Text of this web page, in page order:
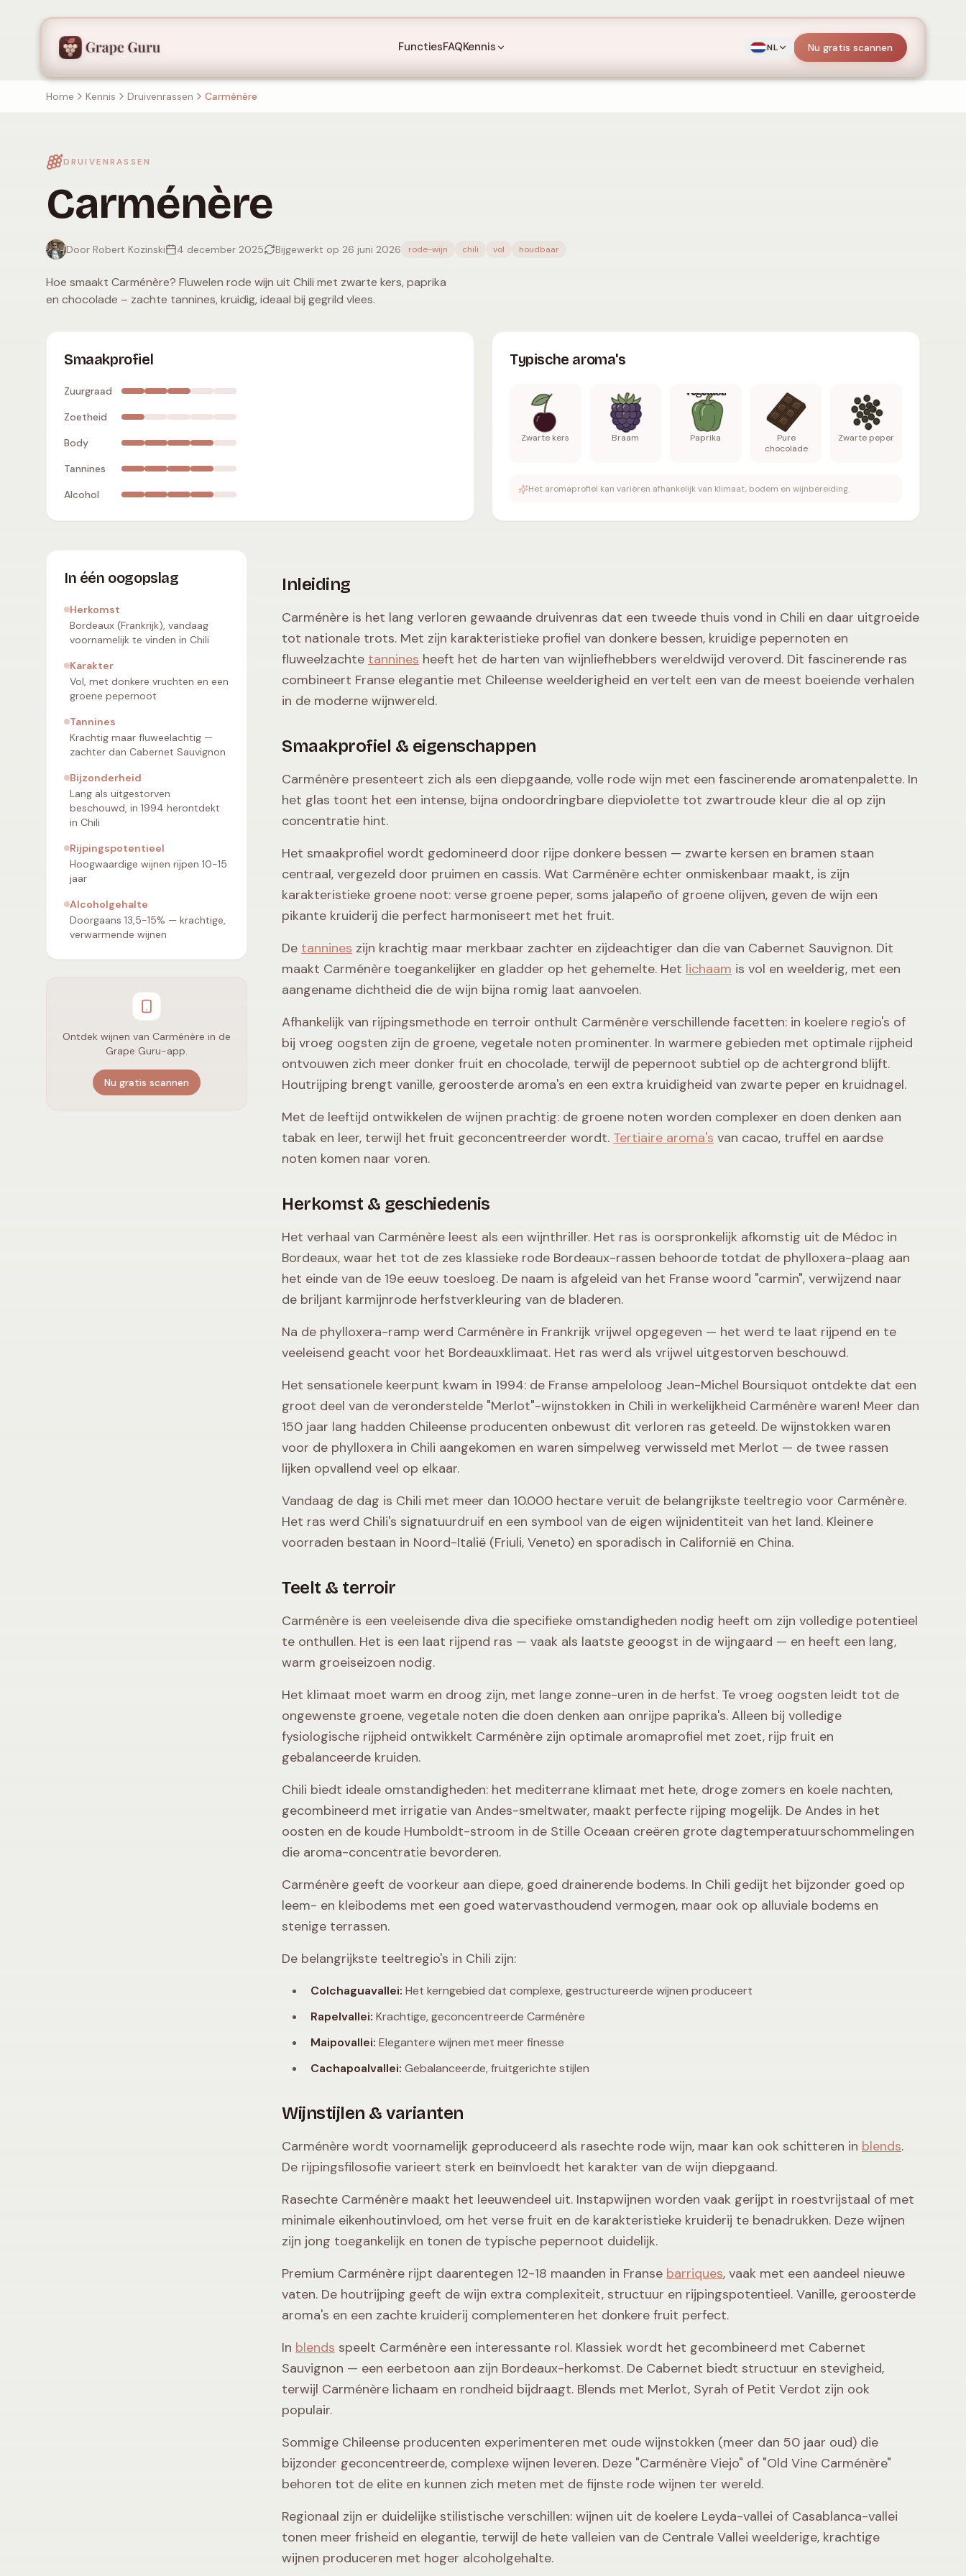
FunctiesFAQKennis NL Nu gratis scannen
Home Kennis Druivenrassen Carménère
DRUIVENRASSEN
Carménère
Door Robert Kozinski 4 december 2025 Bijgewerkt op 26 juni 2026 rode-wijn chili vol houdbaar
Hoe smaakt Carménère? Fluwelen rode wijn uit Chili met zwarte kers, paprika
en chocolade – zachte tannines, kruidig, ideaal bij gegrild vlees.
Smaakprofiel
Zuurgraad
Zoetheid
Body
Tannines
Alcohol
Typische aroma's
Zwarte kers Braam Paprika
Pure
chocolade
Zwarte peper
Het aromaprofiel kan variëren afhankelijk van klimaat, bodem en wijnbereiding.
In één oogopslag
Herkomst
Bordeaux (Frankrijk), vandaag
voornamelijk te vinden in Chili
Karakter
Vol, met donkere vruchten en een
groene pepernoot
Tannines
Krachtig maar fluweelachtig —
zachter dan Cabernet Sauvignon
Bijzonderheid
Lang als uitgestorven
beschouwd, in 1994 herontdekt
in Chili
Rijpingspotentieel
Hoogwaardige wijnen rijpen 10-15
jaar
Alcoholgehalte
Doorgaans 13,5-15% — krachtige,
verwarmende wijnen
Ontdek wijnen van Carménère in de
Grape Guru-app.
Nu gratis scannen
Inleiding
Carménère is het lang verloren gewaande druivenras dat een tweede thuis vond in Chili en daar uitgroeide
tot nationale trots. Met zijn karakteristieke profiel van donkere bessen, kruidige pepernoten en
fluweelzachte tannines heeft het de harten van wijnliefhebbers wereldwijd veroverd. Dit fascinerende ras
combineert Franse elegantie met Chileense weelderigheid en vertelt een van de meest boeiende verhalen
in de moderne wijnwereld.
Smaakprofiel & eigenschappen
Carménère presenteert zich als een diepgaande, volle rode wijn met een fascinerende aromatenpalette. In
het glas toont het een intense, bijna ondoordringbare diepviolette tot zwartroude kleur die al op zijn
concentratie hint.
Het smaakprofiel wordt gedomineerd door rijpe donkere bessen — zwarte kersen en bramen staan
centraal, vergezeld door pruimen en cassis. Wat Carménère echter onmiskenbaar maakt, is zijn
karakteristieke groene noot: verse groene peper, soms jalapeño of groene olijven, geven de wijn een
pikante kruiderij die perfect harmoniseert met het fruit.
De tannines zijn krachtig maar merkbaar zachter en zijdeachtiger dan die van Cabernet Sauvignon. Dit
maakt Carménère toegankelijker en gladder op het gehemelte. Het lichaam is vol en weelderig, met een
aangename dichtheid die de wijn bijna romig laat aanvoelen.
Afhankelijk van rijpingsmethode en terroir onthult Carménère verschillende facetten: in koelere regio's of
bij vroeg oogsten zijn de groene, vegetale noten prominenter. In warmere gebieden met optimale rijpheid
ontvouwen zich meer donker fruit en chocolade, terwijl de pepernoot subtiel op de achtergrond blijft.
Houtrijping brengt vanille, geroosterde aroma's en een extra kruidigheid van zwarte peper en kruidnagel.
Met de leeftijd ontwikkelen de wijnen prachtig: de groene noten worden complexer en doen denken aan
tabak en leer, terwijl het fruit geconcentreerder wordt. Tertiaire aroma's van cacao, truffel en aardse
noten komen naar voren.
Herkomst & geschiedenis
Het verhaal van Carménère leest als een wijnthriller. Het ras is oorspronkelijk afkomstig uit de Médoc in
Bordeaux, waar het tot de zes klassieke rode Bordeaux-rassen behoorde totdat de phylloxera-plaag aan
het einde van de 19e eeuw toesloeg. De naam is afgeleid van het Franse woord "carmin", verwijzend naar
de briljant karmijnrode herfstverkleuring van de bladeren.
Na de phylloxera-ramp werd Carménère in Frankrijk vrijwel opgegeven — het werd te laat rijpend en te
veeleisend geacht voor het Bordeauxklimaat. Het ras werd als vrijwel uitgestorven beschouwd.
Het sensationele keerpunt kwam in 1994: de Franse ampeloloog Jean-Michel Boursiquot ontdekte dat een
groot deel van de veronderstelde "Merlot"-wijnstokken in Chili in werkelijkheid Carménère waren! Meer dan
150 jaar lang hadden Chileense producenten onbewust dit verloren ras geteeld. De wijnstokken waren
voor de phylloxera in Chili aangekomen en waren simpelweg verwisseld met Merlot — de twee rassen
lijken opvallend veel op elkaar.
Vandaag de dag is Chili met meer dan 10.000 hectare veruit de belangrijkste teeltregio voor Carménère.
Het ras werd Chili's signatuurdruif en een symbool van de eigen wijnidentiteit van het land. Kleinere
voorraden bestaan in Noord-Italië (Friuli, Veneto) en sporadisch in Californië en China.
Teelt & terroir
Carménère is een veeleisende diva die specifieke omstandigheden nodig heeft om zijn volledige potentieel
te onthullen. Het is een laat rijpend ras — vaak als laatste geoogst in de wijngaard — en heeft een lang,
warm groeiseizoen nodig.
Het klimaat moet warm en droog zijn, met lange zonne-uren in de herfst. Te vroeg oogsten leidt tot de
ongewenste groene, vegetale noten die doen denken aan onrijpe paprika's. Alleen bij volledige
fysiologische rijpheid ontwikkelt Carménère zijn optimale aromaprofiel met zoet, rijp fruit en
gebalanceerde kruiden.
Chili biedt ideale omstandigheden: het mediterrane klimaat met hete, droge zomers en koele nachten,
gecombineerd met irrigatie van Andes-smeltwater, maakt perfecte rijping mogelijk. De Andes in het
oosten en de koude Humboldt-stroom in de Stille Oceaan creëren grote dagtemperatuurschommelingen
die aroma-concentratie bevorderen.
Carménère geeft de voorkeur aan diepe, goed drainerende bodems. In Chili gedijt het bijzonder goed op
leem- en kleibodems met een goed watervasthoudend vermogen, maar ook op alluviale bodems en
stenige terrassen.
De belangrijkste teeltregio's in Chili zijn:
Colchaguavallei: Het kerngebied dat complexe, gestructureerde wijnen produceert
Rapelvallei: Krachtige, geconcentreerde Carménère
Maipovallei: Elegantere wijnen met meer finesse
Cachapoalvallei: Gebalanceerde, fruitgerichte stijlen
Wijnstijlen & varianten
Carménère wordt voornamelijk geproduceerd als rasechte rode wijn, maar kan ook schitteren in blends.
De rijpingsfilosofie varieert sterk en beïnvloedt het karakter van de wijn diepgaand.
Rasechte Carménère maakt het leeuwendeel uit. Instapwijnen worden vaak gerijpt in roestvrijstaal of met
minimale eikenhoutinvloed, om het verse fruit en de karakteristieke kruiderij te benadrukken. Deze wijnen
zijn jong toegankelijk en tonen de typische pepernoot duidelijk.
Premium Carménère rijpt daarentegen 12-18 maanden in Franse barriques, vaak met een aandeel nieuwe
vaten. De houtrijping geeft de wijn extra complexiteit, structuur en rijpingspotentieel. Vanille, geroosterde
aroma's en een zachte kruiderij complementeren het donkere fruit perfect.
In blends speelt Carménère een interessante rol. Klassiek wordt het gecombineerd met Cabernet
Sauvignon — een eerbetoon aan zijn Bordeaux-herkomst. De Cabernet biedt structuur en stevigheid,
terwijl Carménère lichaam en rondheid bijdraagt. Blends met Merlot, Syrah of Petit Verdot zijn ook
populair.
Sommige Chileense producenten experimenteren met oude wijnstokken (meer dan 50 jaar oud) die
bijzonder geconcentreerde, complexe wijnen leveren. Deze "Carménère Viejo" of "Old Vine Carménère"
behoren tot de elite en kunnen zich meten met de fijnste rode wijnen ter wereld.
Regionaal zijn er duidelijke stilistische verschillen: wijnen uit de koelere Leyda-vallei of Casablanca-vallei
tonen meer frisheid en elegantie, terwijl de hete valleien van de Centrale Vallei weelderige, krachtige
wijnen produceren met hoger alcoholgehalte.